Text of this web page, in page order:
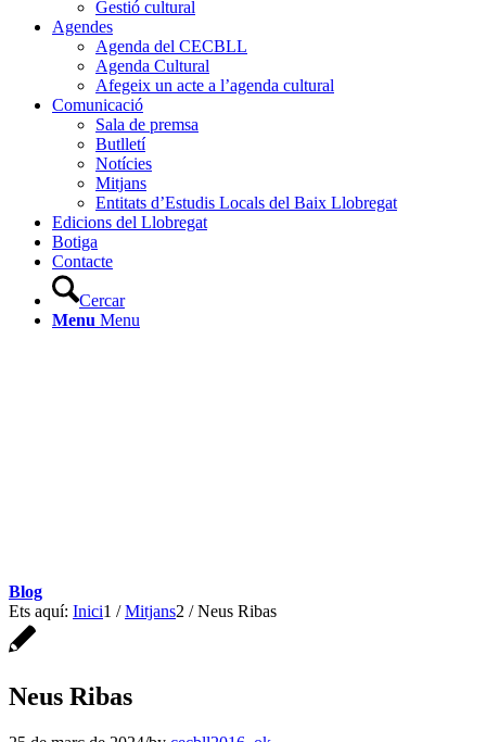
Gestió cultural
Agendes
Agenda del CECBLL
Agenda Cultural
Afegeix un acte a l’agenda cultural
Comunicació
Sala de premsa
Butlletí
Notícies
Mitjans
Entitats d’Estudis Locals del Baix Llobregat
Edicions del Llobregat
Botiga
Contacte
Cercar
Menu Menu
Blog
Ets aquí: Inici1 / Mitjans2 / Neus Ribas
Neus Ribas